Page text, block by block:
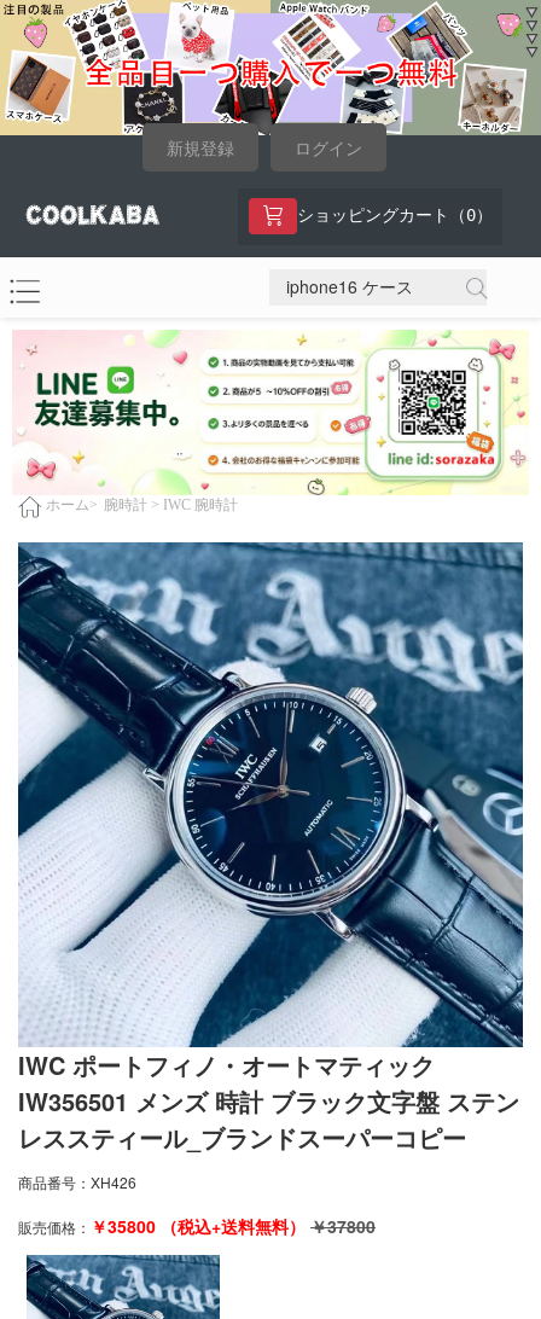
新規登録 ログイン
ショッピングカート（ 0）
ホーム> 腕時計 > IWC 腕時計
IWC ポートフィノ・オートマティック
IW356501 メンズ 時計 ブラック文字盤 ステン
レススティール_ブランドスーパーコピー
商品番号： XH426
販売価格： ￥35800 （税込+送料無料） ￥37800